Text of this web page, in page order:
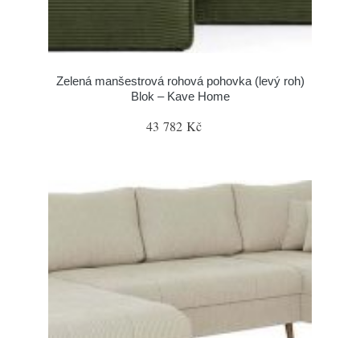
Zelená manšestrová rohová pohovka (levý roh)
Blok – Kave Home
43 782 Kč